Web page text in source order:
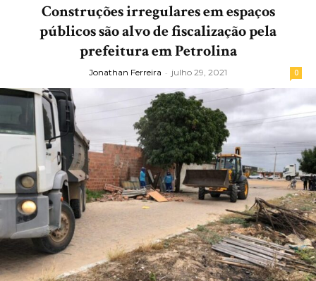
Construções irregulares em espaços
públicos são alvo de fiscalização pela
prefeitura em Petrolina
Jonathan Ferreira - julho 29, 2021 0